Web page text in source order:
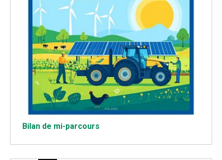
Bilan de mi-parcours